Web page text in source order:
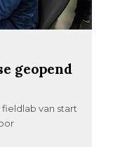
geopend
fieldlab van start